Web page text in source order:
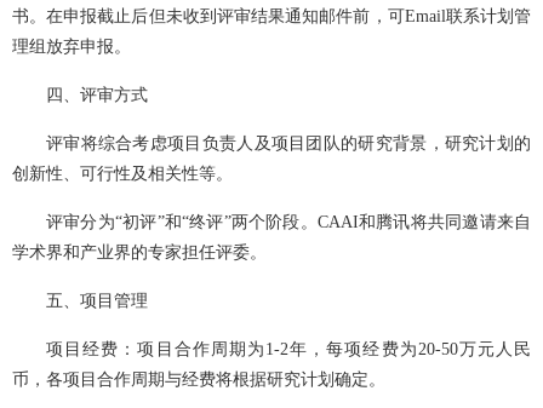
书。在申报截止后但未收到评审结果通知邮件前，可Email联系计划管
理组放弃申报。
四、评审方式
评审将综合考虑项目负责人及项目团队的研究背景，研究计划的
创新性、可行性及相关性等。
评审分为“初评”和“终评”两个阶段。CAAI和腾讯将共同邀请来自
学术界和产业界的专家担任评委。
五、项目管理
项目经费：项目合作周期为1-2年，每项经费为20-50万元人民
币，各项目合作周期与经费将根据研究计划确定。